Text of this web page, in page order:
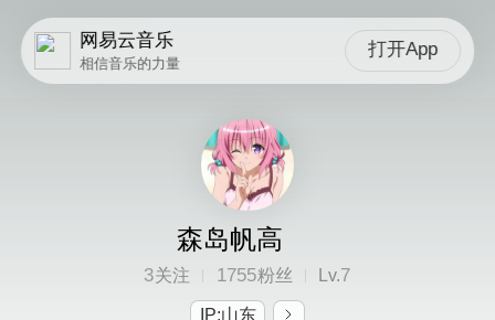
网易云音乐
相信音乐的力量
打开App
森岛帆高
3关注 1755粉丝 Lv.7
IP:山东